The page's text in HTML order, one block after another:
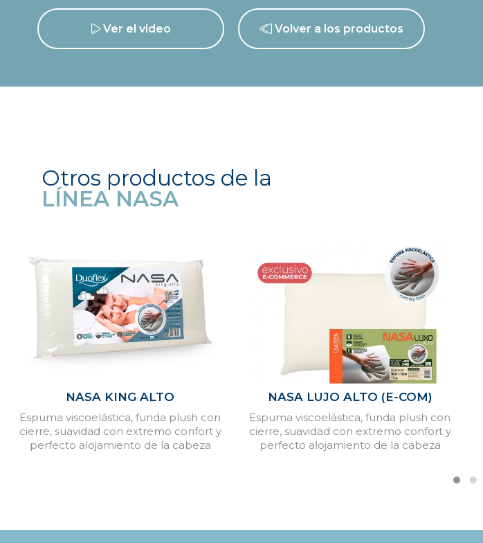
Ver el video Volver a los productos
Otros productos de la
LÍNEA NASA
NASA KING ALTO
Espuma viscoelástica, funda plush con
cierre, suavidad con extremo confort y
perfecto alojamiento de la cabeza
NASA LUJO ALTO (E-COM)
Espuma viscoelástica, funda plush con
cierre, suavidad con extremo confort y
perfecto alojamiento de la cabeza